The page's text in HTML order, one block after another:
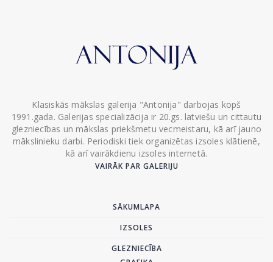
Klasiskās mākslas galerija "Antonija" darbojas kopš
1991.gada. Galerijas specializācija ir 20.gs. latviešu un cittautu
glezniecības un mākslas priekšmetu vecmeistaru, kā arī jauno
mākslinieku darbi. Periodiski tiek organizētas izsoles klātienē,
kā arī vairākdienu izsoles internetā.
VAIRĀK PAR GALERIJU
SĀKUMLAPA
IZSOLES
GLEZNIECĪBA